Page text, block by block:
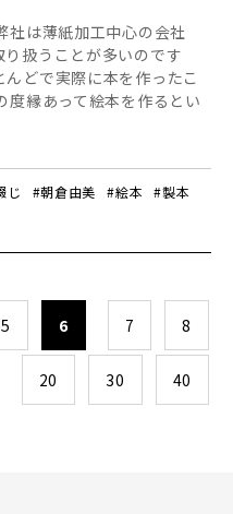
社は薄紙加工中心の会社
扱うことが多いのです
どで実際に本を作ったこ
度縁あって絵本を作るとい
じ #朝倉由美 #絵本
#製本
5 6 7 8
20 30 40